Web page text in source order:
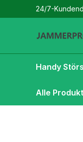
Inhalt
24/7-
Handy
Alle